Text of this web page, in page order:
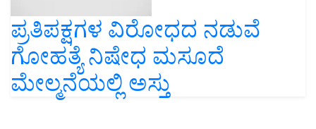
ಪ್ರತಿಪಕ್ಷಗಳ ವಿರೋಧದ ನಡುವೆ
ಗೋಹತ್ಯೆ ನಿಷೇಧ ಮಸೂದೆ
ಮೇಲ್ಮನೆಯಲ್ಲಿ ಅಸ್ತು